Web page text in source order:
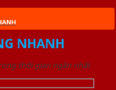
NHANH
thời gian ngắn nhất